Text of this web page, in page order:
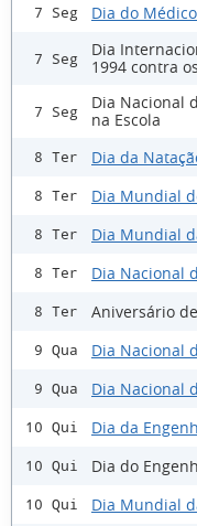
7 Seg Dia do
7 Seg
Dia
1994 contra
7 Seg
Dia Nacional
na Escola
8 Ter Dia da
8 Ter Dia Mundial
8 Ter Dia Mundial
8 Ter Dia Nacional
8 Ter Aniversário
9 Qua Dia Nacional
9 Qua Dia Nacional
10 Qui Dia da
10 Qui Dia do
10 Qui Dia Mundial